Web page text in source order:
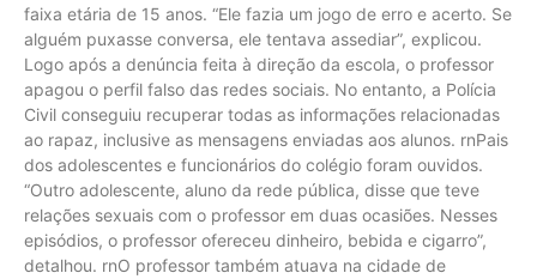
faixa etária de 15 anos. “Ele fazia um jogo de erro e acerto. Se
alguém puxasse conversa, ele tentava assediar”, explicou.
Logo após a denúncia feita à direção da escola, o professor
apagou o perfil falso das redes sociais. No entanto, a Polícia
Civil conseguiu recuperar todas as informações relacionadas
ao rapaz, inclusive as mensagens enviadas aos alunos. rnPais
dos adolescentes e funcionários do colégio foram ouvidos.
“Outro adolescente, aluno da rede pública, disse que teve
relações sexuais com o professor em duas ocasiões. Nesses
episódios, o professor ofereceu dinheiro, bebida e cigarro”,
detalhou. rnO professor também atuava na cidade de